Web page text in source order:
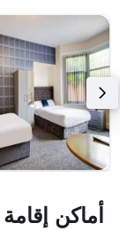
أماكن